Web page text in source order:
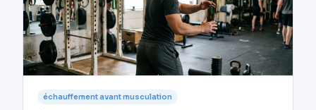
échauffement avant musculation